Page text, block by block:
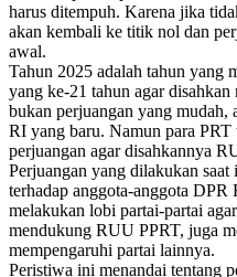
harus ditempuh. Karena jika
akan kembali ke titik nol dan
awal.
Tahun 2025 adalah tahun yang
yang ke-21 tahun agar
bukan perjuangan yang mudah,
RI yang baru. Namun para
perjuangan agar disahkannya
Perjuangan yang dilakukan
terhadap anggota-anggota DPR
melakukan lobi partai-partai
mendukung RUU PPRT, juga
mempengaruhi partai lainnya.
Peristiwa ini menandai tentang